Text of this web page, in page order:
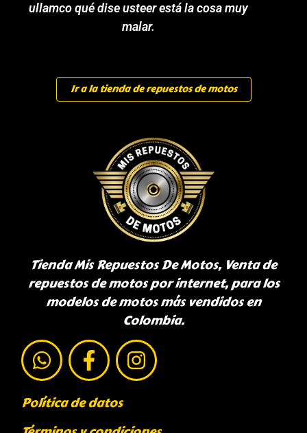
ullamco qué dise usteer está la cosa muy
malar.
Ir a la tienda de repuestos de motos
Tienda Mis Repuestos De Motos, Venta de
repuestos de motos por internet, para los
modelos de motos más vendidos en
Colombia.
Política de datos